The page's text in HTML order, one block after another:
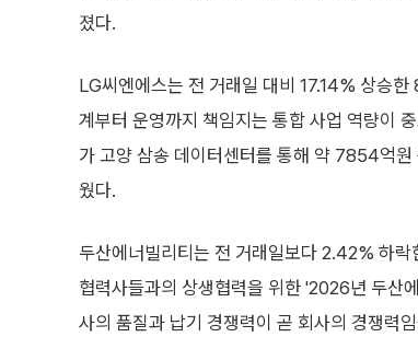
졌다.
LG씨엔에스는 전 거래일 대비 17.14% 상승
계부터 운영까지 책임지는 통합 사업 역량이
가 고양 삼송 데이터센터를 통해 약 7854억원
웠다.
두산에너빌리티는 전 거래일보다 2.42% 하
협력사들과의 상생협력을 위한 '2026년 두산
사의 품질과 납기 경쟁력이 곧 회사의 경쟁력